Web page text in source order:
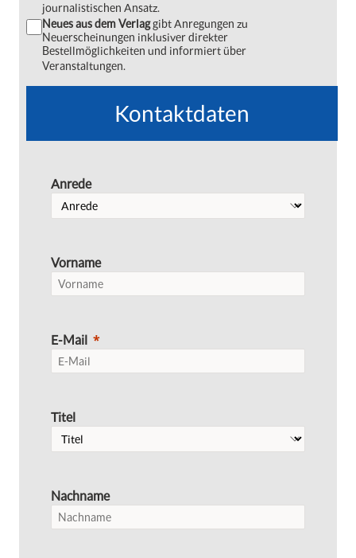
journalistischen Ansatz.
Neues aus dem Verlaggibt Anregungen zu
Neuerscheinungen inklusiver direkter
Bestellmöglichkeiten und informiert über
Veranstaltungen.
Kontaktdaten
Anrede
Vorname
E-Mail
Titel
Nachname